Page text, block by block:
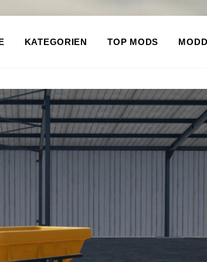
KATEGORIEN TOP MODS